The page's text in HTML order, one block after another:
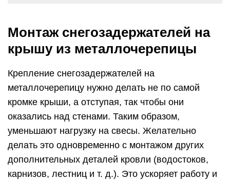
Монтаж снегозадержателей на
крышу из металлочерепицы
Крепление снегозадержателей на
металлочерепицу нужно делать не по самой
кромке крыши, а отступая, так чтобы они
оказались над стенами. Таким образом,
уменьшают нагрузку на свесы. Желательно
делать это одновременно с монтажом других
дополнительных деталей кровли (водостоков,
карнизов, лестниц и т. д.). Это ускоряет работу и